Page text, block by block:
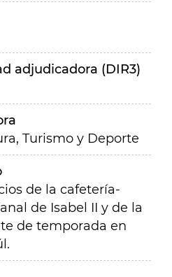
adjudicadora (DIR3)
Turismo y Deporte
de la cafetería-
de Isabel II y de la
de temporada en